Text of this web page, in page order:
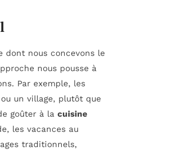
dont nous concevons le
nous pousse à
Par exemple, les
un village, plutôt que
goûter à la cuisine
les vacances au
traditionnels,